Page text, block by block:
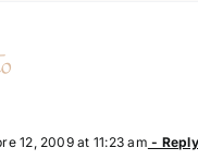
12, 2009 at 11:23 am - Reply